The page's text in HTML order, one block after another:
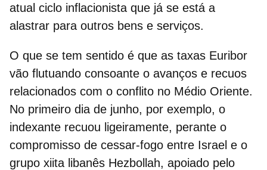
atual ciclo inflacionista que já se está a
alastrar para outros bens e serviços.
O que se tem sentido é que as taxas Euribor
vão flutuando consoante o avanços e recuos
relacionados com o conflito no Médio Oriente.
No primeiro dia de junho, por exemplo, o
indexante recuou ligeiramente, perante o
compromisso de cessar-fogo entre Israel e o
grupo xiita libanês Hezbollah, apoiado pelo